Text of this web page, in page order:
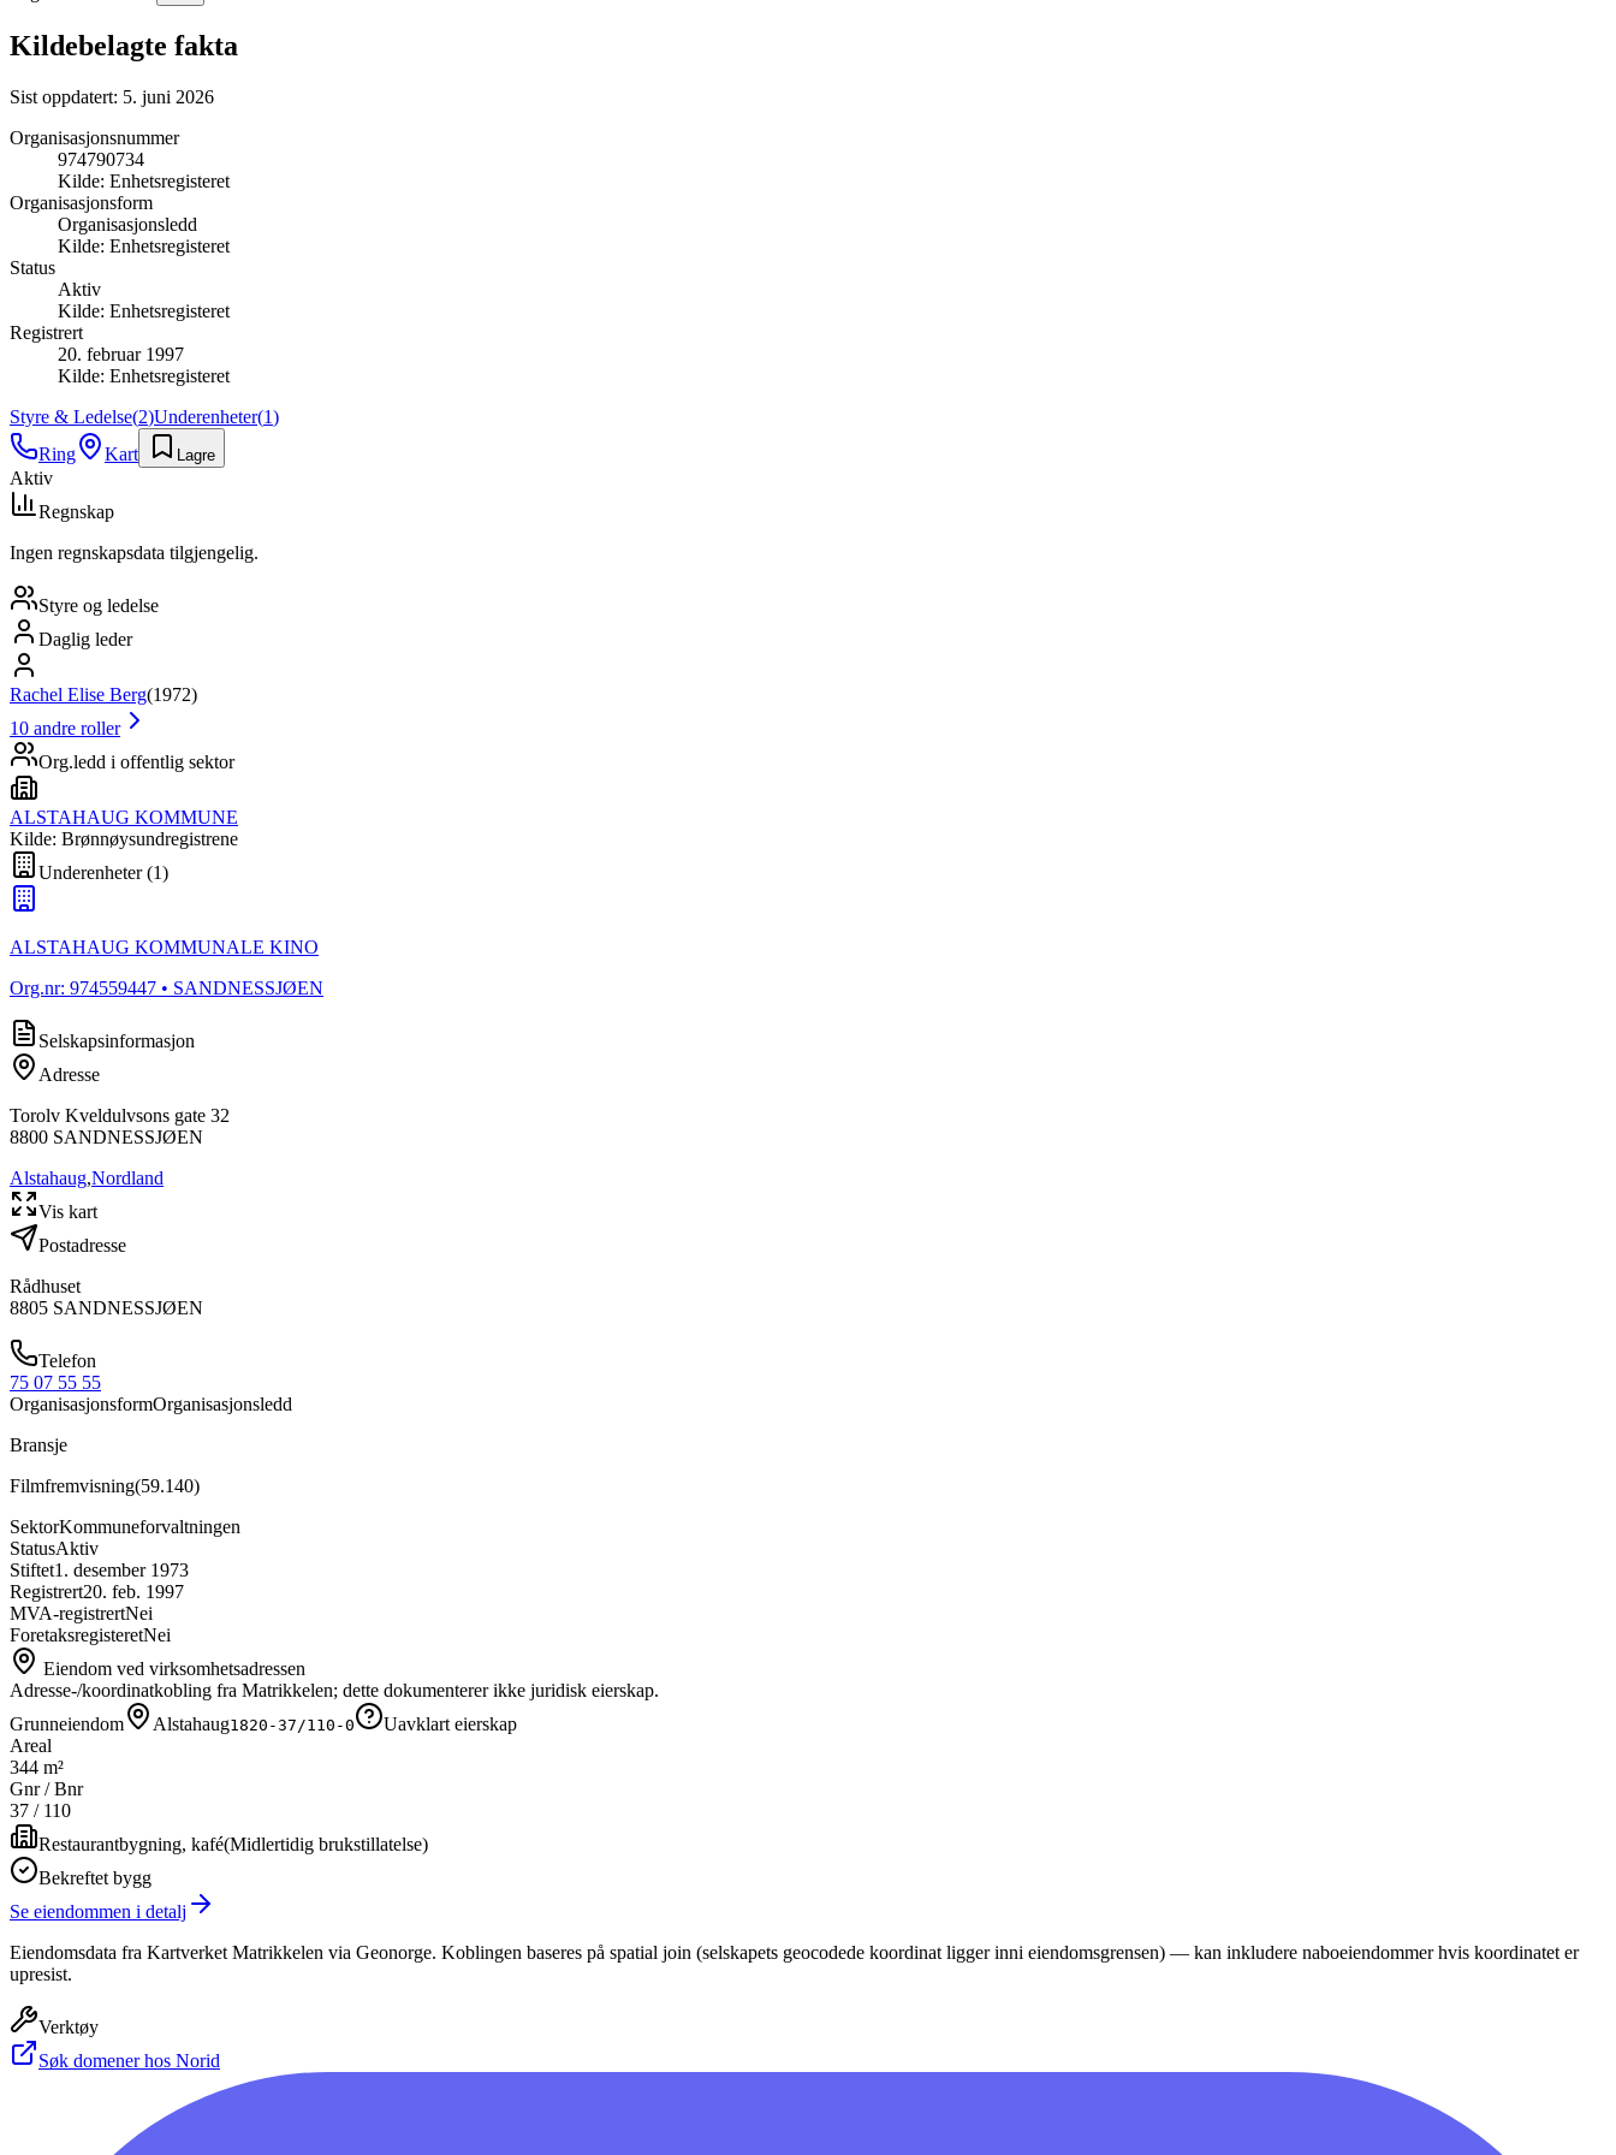
Kildebelagte fakta
Sist oppdatert: 5. juni 2026
Organisasjonsnummer
974790734
Kilde: Enhetsregisteret
Organisasjonsform
Organisasjonsledd
Kilde: Enhetsregisteret
Status
Aktiv
Kilde: Enhetsregisteret
Registrert
20. februar 1997
Kilde: Enhetsregisteret
Styre & Ledelse(2)Underenheter(1)
Ring
Kart Lagre
Aktiv
Regnskap
Ingen regnskapsdata tilgjengelig.
Styre og ledelse
Daglig leder
Rachel Elise Berg(1972)
10 andre roller
Org.ledd i offentlig sektor
ALSTAHAUG KOMMUNE
Kilde: Brønnøysundregistrene
Underenheter(1)
ALSTAHAUG KOMMUNALE KINO
Org.nr: 974559447 • SANDNESSJØEN
Selskapsinformasjon
Adresse
Torolv Kveldulvsons gate 32
8800 SANDNESSJØEN
Alstahaug,Nordland
Vis kart
Postadresse
Rådhuset
8805 SANDNESSJØEN
Telefon
75 07 55 55
OrganisasjonsformOrganisasjonsledd
Bransje
Filmfremvisning(59.140)
SektorKommuneforvaltningen
StatusAktiv
Stiftet1. desember 1973
Registrert20. feb. 1997
MVA-registrertNei
ForetaksregisteretNei
Eiendom ved virksomhetsadressen
Adresse-/koordinatkobling fra Matrikkelen; dette dokumenterer ikke juridisk eierskap.
Grunneiendom
Alstahaug1820-37/110-0
Uavklart eierskap
Areal
344 m²
Gnr / Bnr
37 / 110
Restaurantbygning, kafé(Midlertidig brukstillatelse)
Bekreftet bygg
Se eiendommen i detalj
Eiendomsdata fra Kartverket Matrikkelen via Geonorge. Koblingen baseres på spatial join (selskapets geocodede koordinat ligger inni eiendomsgrensen) — kan inkludere naboeiendommer hvis koordinatet er
upresist.
Verktøy
Søk domener hos Norid